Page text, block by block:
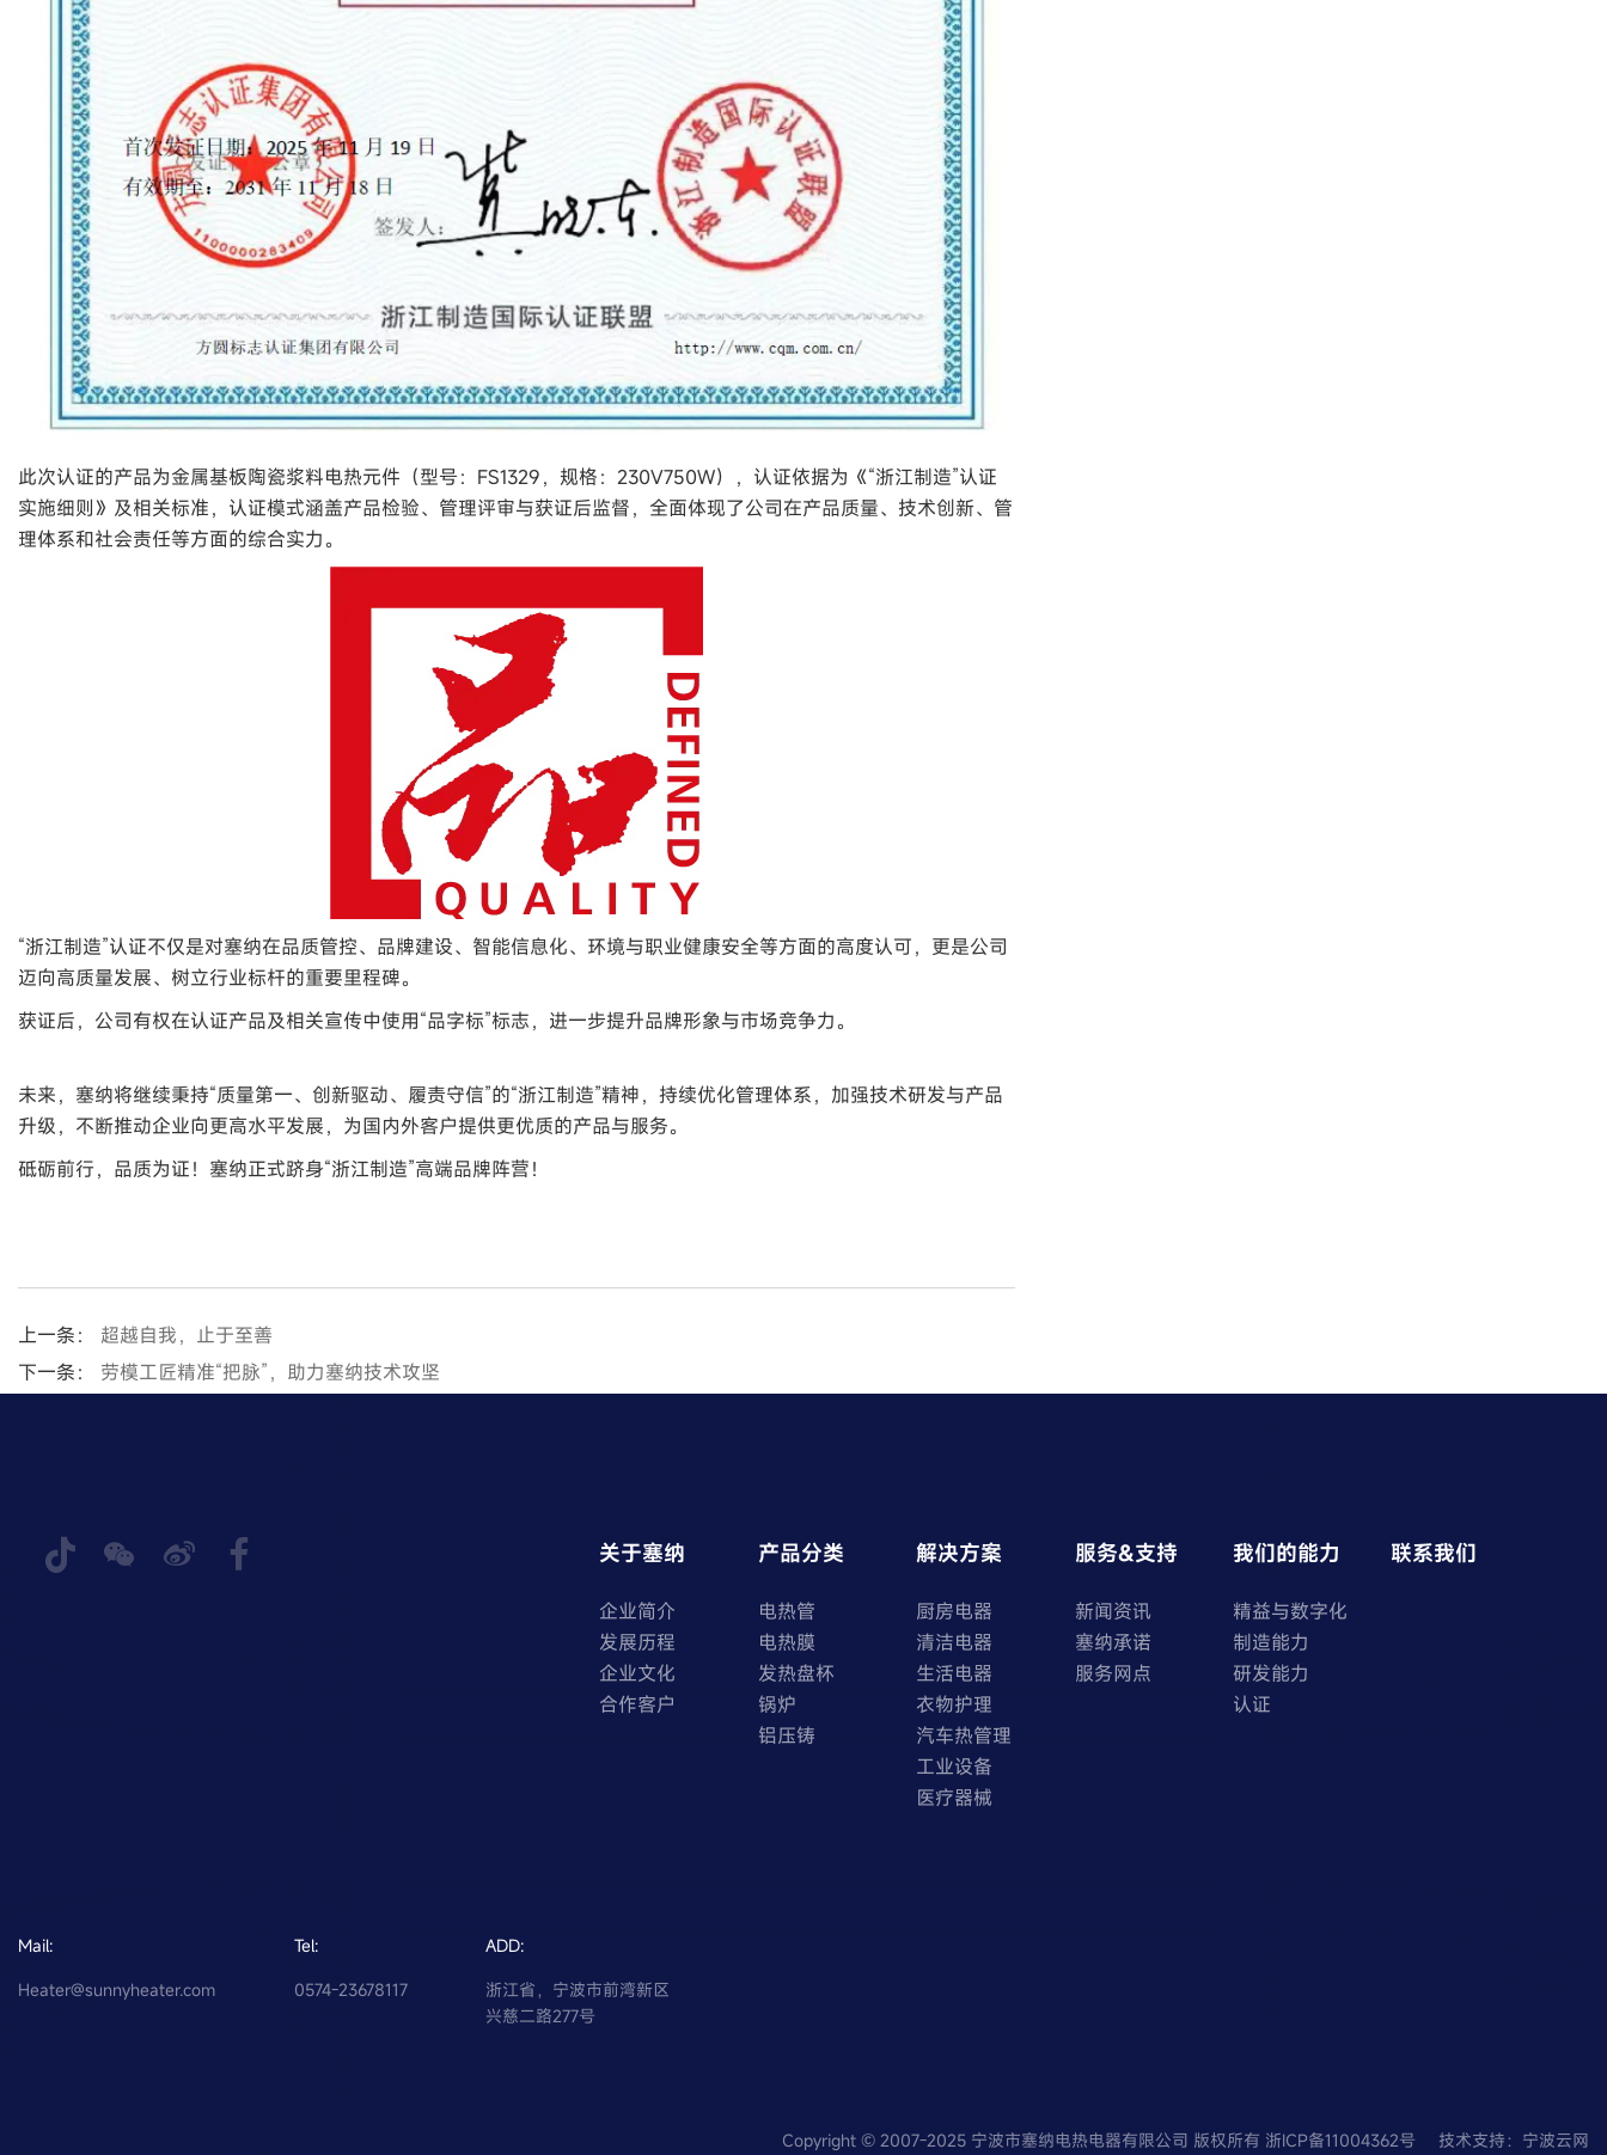
此次认证的产品为金属基板陶瓷浆料电热元件（型号：FS1329，规格：230V750W），认证依据为《“浙江制造”认证
实施细则》及相关标准，认证模式涵盖产品检验、管理评审与获证后监督，全面体现了公司在产品质量、技术创新、管
理体系和社会责任等方面的综合实力。
“浙江制造”认证不仅是对塞纳在品质管控、品牌建设、智能信息化、环境与职业健康安全等方面的高度认可，更是公司
迈向高质量发展、树立行业标杆的重要里程碑。
获证后，公司有权在认证产品及相关宣传中使用“品字标”标志，进一步提升品牌形象与市场竞争力。
未来，塞纳将继续秉持“质量第一、创新驱动、履责守信”的“浙江制造”精神，持续优化管理体系，加强技术研发与产品
升级，不断推动企业向更高水平发展，为国内外客户提供更优质的产品与服务。
砥砺前行，品质为证！塞纳正式跻身“浙江制造”高端品牌阵营！
上一条： 超越自我，止于至善
下一条： 劳模工匠精准“把脉”，助力塞纳技术攻坚
关于塞纳
企业简介
发展历程
企业文化
合作客户
产品分类
电热管
电热膜
发热盘杯
锅炉
铝压铸
解决方案
厨房电器
清洁电器
生活电器
衣物护理
汽车热管理
工业设备
医疗器械
服务&支持
新闻资讯
塞纳承诺
服务网点
我们的能力
精益与数字化
制造能力
研发能力
认证
联系我们
Mail:
Heater@sunnyheater.com
Tel:
0574-23678117
ADD:
浙江省，宁波市前湾新区
兴慈二路277号
Copyright © 2007-2025 宁波市塞纳电热电器有限公司 版权所有 浙ICP备11004362号 技术支持： 宁波云网